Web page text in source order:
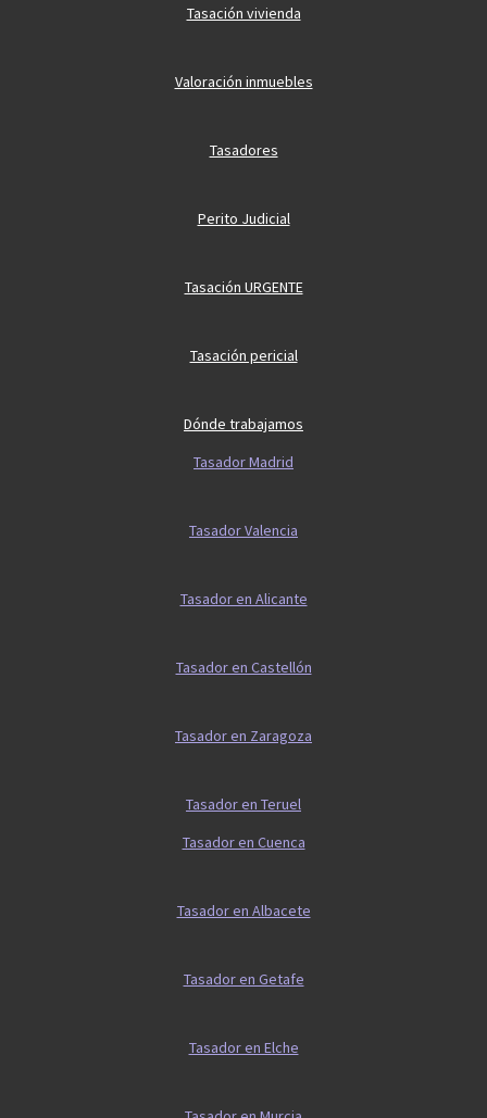
Tasación vivienda
Valoración inmuebles
Tasadores
Perito Judicial
Tasación URGENTE
Tasación pericial
Dónde trabajamos
Tasador Madrid
Tasador Valencia
Tasador en Alicante
Tasador en Castellón
Tasador en Zaragoza
Tasador en Teruel
Tasador en Cuenca
Tasador en Albacete
Tasador en Getafe
Tasador en Elche